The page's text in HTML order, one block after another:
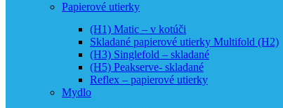
Papierové utierky
(H1) Matic – v kotúči
Skladané papierové utierky Multifold (H2)
(H3) Singlefold – skladané
(H5) Peakserve- skladané
Reflex – papierové utierky
Mydlo